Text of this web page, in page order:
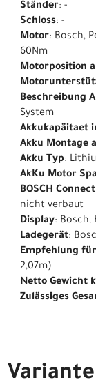
Ständer: -
Schloss: -
Motor: Bosch,
60Nm
Motorposition
Beschreibung
System
Akkukapäitaet
Akku Montage
Akku Typ:
AkKu Motor
BOSCH
nicht verbaut
Display: Bosch,
Ladegerät:
Empfehlung
2,07m)
Netto Gewicht
Zulässiges